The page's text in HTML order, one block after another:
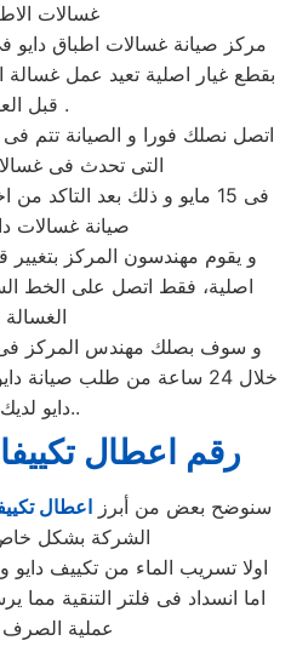
غسالات
بقطع غيار اصلية تعيد عمل غسالة
قبل العطل .
التى تحدث فى
صيانة غسالات
و يقوم مهندسون المركز بتغيير
اصلية، فقط اتصل على الخط
الغسالة
و سوف بصلك مهندس المركز فى
خلال 24 ساعة من طلب
دايو لديك فورا..
رقم اعطال تكييفات
سنوضح بعض من أبرزاعطال
الشركة بشكل
اولا تسريب الماء من تكييف
اما انسداد فى فلتر التنقية مما
عملية الصرف